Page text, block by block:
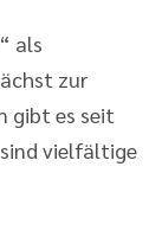
als
zur
gibt es seit
sind vielfältige